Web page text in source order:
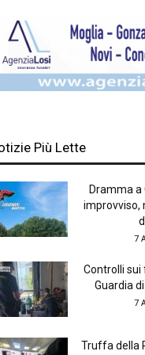
Più Lette
Dramma a
improvviso,
7
Controlli sui
Guardia
7
Truffa della